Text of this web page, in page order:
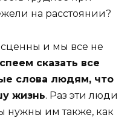
на расстоянии?
и мы все не
сказать все
слова людям, что
жизнь. Раз эти люди
нужны им также, как